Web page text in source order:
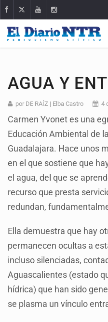
AGUA Y
por DE RAÍZ | Elba Castro 4
Carmen Yvonet es una
Educación Ambiental de
Guadalajara. Hace unos
en el que sostiene que
el agua, del que se
recurso que presta
redundan,
Ella demuestra que hay
permanecen ocultas a
incluso silenciadas,
Aguascalientes (estado
hídrica) que han sido
se plasma un vínculo